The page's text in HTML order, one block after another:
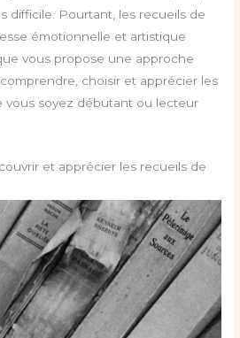
difficile. Pourtant, les recueils de
émotionnelle et artistique
vous propose une approche
choisir et apprécier les
vous soyez débutant ou lecteur
et apprécier les recueils de